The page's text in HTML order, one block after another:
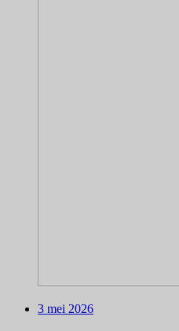
3 mei 2026